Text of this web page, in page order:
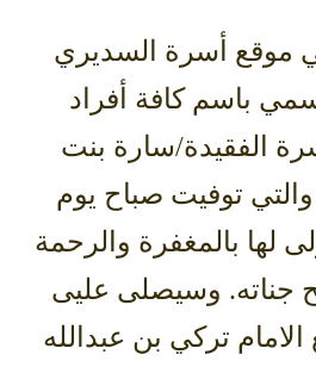
موقع أسرة السديري
باسم كافة أفراد
الفقيدة/سارة بنت
توفيت صباح يوم
لها بالمغفرة والرحمة
جناته. وسيصلى عليى
تركي بن عبدالله